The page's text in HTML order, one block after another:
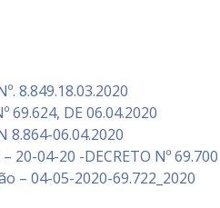
8.849.18.03.2020
69.624, DE 06.04.2020
8.864-06.04.2020
20-04-20 -DECRETO Nº 69.700
– 04-05-2020-69.722_2020